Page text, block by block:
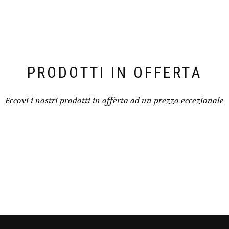
PRODOTTI IN OFFERTA
Eccovi i nostri prodotti in offerta ad un prezzo eccezionale